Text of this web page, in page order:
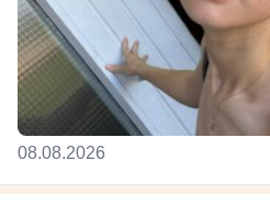
08.08.2026